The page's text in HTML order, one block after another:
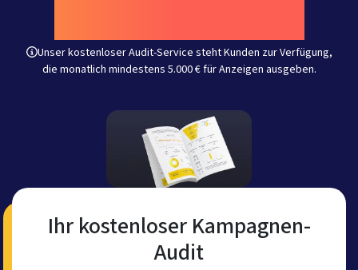
Unser kostenloser Audit-Service steht Kunden zur Verfügung,
die monatlich mindestens 5.000 € für Anzeigen ausgeben.
Ihr kostenloser Kampagnen-
Audit